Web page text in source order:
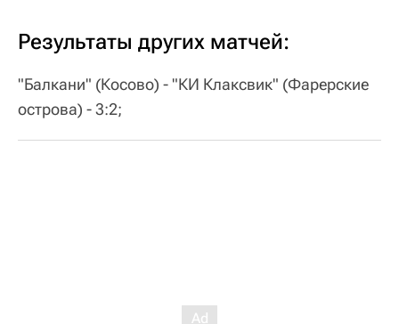
Результаты других матчей:
"Балкани" (Косово) - "КИ Клаксвик" (Фарерские
острова) - 3:2;